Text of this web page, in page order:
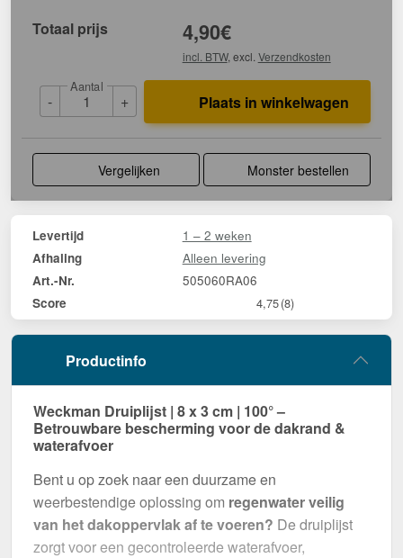
Totaal prijs 4,90€
incl. BTW, excl. Verzendkosten
-
Aantal
+ Plaats in winkelwagen
Vergelijken Monster bestellen
Levertijd 1 – 2 weken
Afhaling Alleen levering
Art.-Nr. 505060RA06
Score 4,75(8)
Productinfo
Weckman Druiplijst | 8 x 3 cm | 100° –
Betrouwbare bescherming voor de dakrand &
waterafvoer
Bent u op zoek naar een duurzame en
weerbestendige oplossing om regenwater veilig
van het dakoppervlak af te voeren? De druiplijst
zorgt voor een gecontroleerde waterafvoer,